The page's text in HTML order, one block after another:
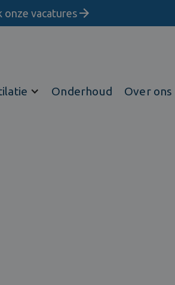
onze vacatures
Onderhoud Over ons